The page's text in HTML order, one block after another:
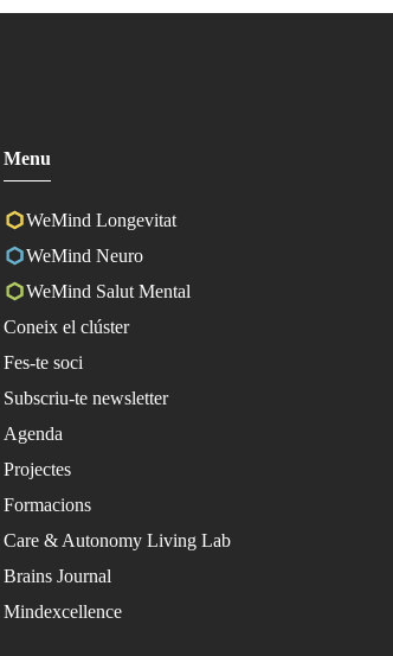
Menu
WeMind Longevitat
WeMind Neuro
WeMind Salut Mental
Coneix el clúster
Fes-te soci
Subscriu-te newsletter
Agenda
Projectes
Formacions
Care & Autonomy Living Lab
Brains Journal
Mindexcellence